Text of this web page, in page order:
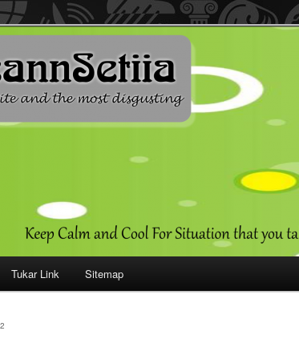
Tukar Link Sitemap